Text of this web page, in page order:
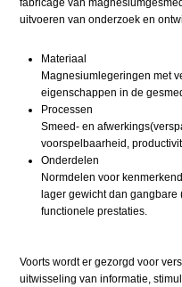
uitvoeren van onderzoek en
Materiaal
Magnesiumlegeringen met
eigenschappen in de
Processen
Smeed- en
voorspelbaarheid,
Onderdelen
Normdelen voor
lager gewicht dan gangbare
functionele prestaties.
Voorts wordt er gezorgd voor
uitwisseling van informatie,